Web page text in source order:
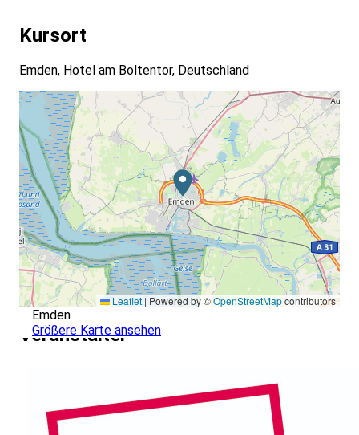
Kursort
Emden, Hotel am Boltentor, Deutschland
Leaflet | Powered by ©OpenStreetMapcontributors
Emden
Größere Karte ansehen
Veranstalter